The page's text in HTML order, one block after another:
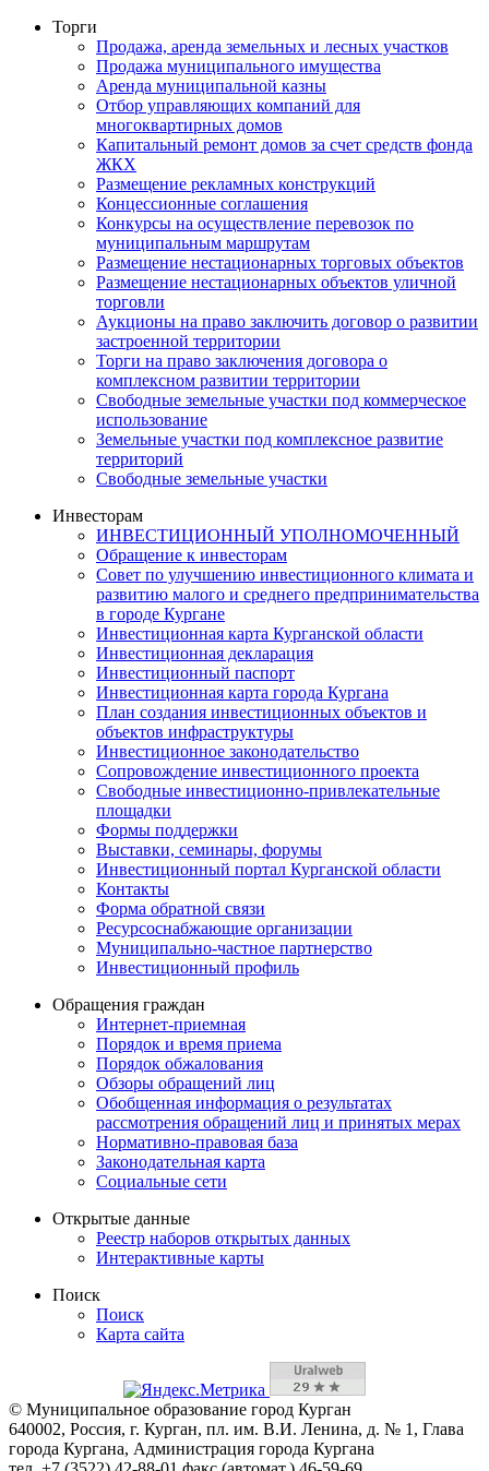
Торги
Продажа, аренда земельных и лесных участков
Продажа муниципального имущества
Аренда муниципальной казны
Отбор управляющих компаний для
многоквартирных домов
Капитальный ремонт домов за счет средств фонда
ЖКХ
Размещение рекламных конструкций
Концессионные соглашения
Конкурсы на осуществление перевозок по
муниципальным маршрутам
Размещение нестационарных торговых объектов
Размещение нестационарных объектов уличной
торговли
Аукционы на право заключить договор о развитии
застроенной территории
Торги на право заключения договора о
комплексном развитии территории
Свободные земельные участки под коммерческое
использование
Земельные участки под комплексное развитие
территорий
Свободные земельные участки
Инвесторам
ИНВЕСТИЦИОННЫЙ УПОЛНОМОЧЕННЫЙ
Обращение к инвесторам
Совет по улучшению инвестиционного климата и
развитию малого и среднего предпринимательства
в городе Кургане
Инвестиционная карта Курганской области
Инвестиционная декларация
Инвестиционный паспорт
Инвестиционная карта города Кургана
План создания инвестиционных объектов и
объектов инфраструктуры
Инвестиционное законодательство
Сопровождение инвестиционного проекта
Свободные инвестиционно-привлекательные
площадки
Формы поддержки
Выставки, семинары, форумы
Инвестиционный портал Курганской области
Контакты
Форма обратной связи
Ресурсоснабжающие организации
Муниципально-частное партнерство
Инвестиционный профиль
Обращения граждан
Интернет-приемная
Порядок и время приема
Порядок обжалования
Обзоры обращений лиц
Обобщенная информация о результатах
рассмотрения обращений лиц и принятых мерах
Нормативно-правовая база
Законодательная карта
Социальные сети
Открытые данные
Реестр наборов открытых данных
Интерактивные карты
Поиск
Поиск
Карта сайта
© Муниципальное образование город Курган
640002, Россия, г. Курган, пл. им. В.И. Ленина, д. № 1, Глава
города Кургана, Администрация города Кургана